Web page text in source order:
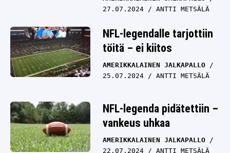
27.07.2024
ANTTI METSÄLÄ
NFL-legendalle tarjottiin
töitä – ei kiitos
AMERIKKALAINEN JALKAPALLO
25.07.2024
ANTTI METSÄLÄ
NFL-legenda pidätettiin –
vankeus uhkaa
AMERIKKALAINEN JALKAPALLO
22.07.2024
ANTTI METSÄLÄ